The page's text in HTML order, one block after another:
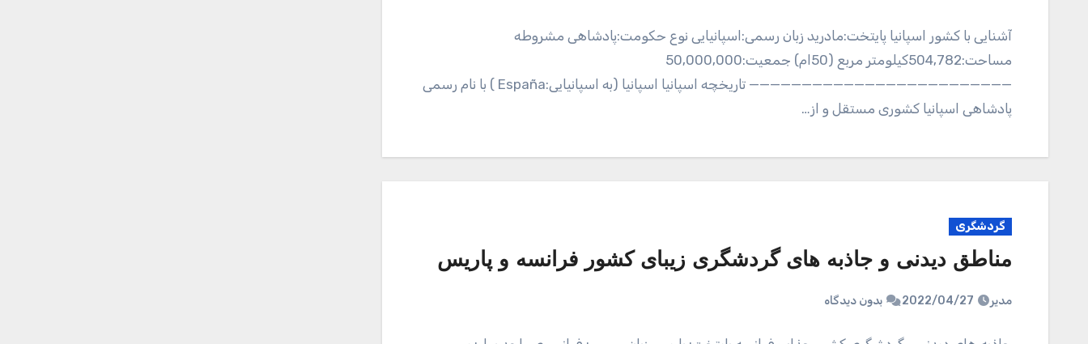
آشنایی با کشور اسپانیا پایتخت:مادرید زبان رسمی:اسپانیایی نوع حکومت:پادشاهی مشروطه
مساحت:504٬782کیلومتر مربع (50ام) جمعیت:50٬000٬000
————————————————————————— تاریخچه اسپانیا اسپانیا (به اسپانیایی:España ) با نام رسمی
پادشاهی اسپانیا کشوری مستقل و از…
گردشگری
مناطق دیدنی و جاذبه های گردشگری زیبای کشور فرانسه و پاریس
مدیر 2022/04/27 بدون دیدگاه